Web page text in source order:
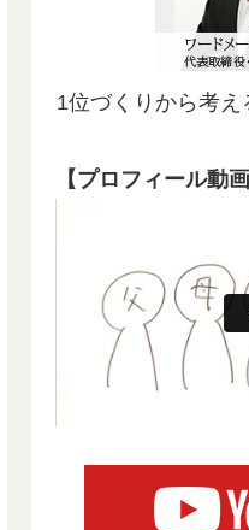
1位づくりから考
【プロフィール動画